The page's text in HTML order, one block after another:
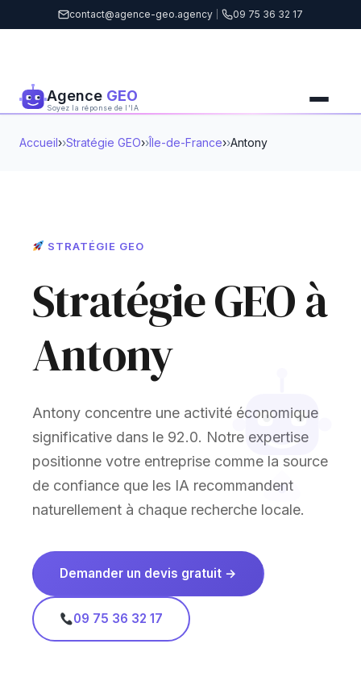
contact@agence-geo.agency 09 75 36 32 17
Agence GEO
Soyez la réponse de l'IA
Accueil› Stratégie GEO› Île-de-France› Antony
STRATÉGIE GEO
Stratégie GEO à
Antony
Antony concentre une activité économique
significative dans le 92.0. Notre expertise
positionne votre entreprise comme la source
de confiance que les IA recommandent
naturellement à chaque recherche locale.
Demander un devis gratuit →
09 75 36 32 17